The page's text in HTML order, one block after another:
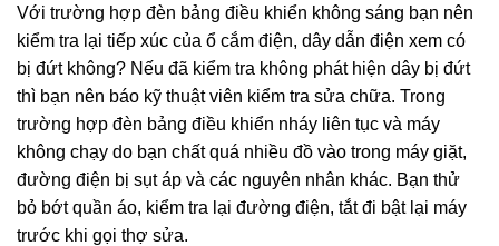
Với trường hợp đèn bảng điều khiển không sáng bạn nên
kiểm tra lại tiếp xúc của ổ cắm điện, dây dẫn điện xem có
bị đứt không? Nếu đã kiểm tra không phát hiện dây bị đứt
thì bạn nên báo kỹ thuật viên kiểm tra sửa chữa. Trong
trường hợp đèn bảng điều khiển nháy liên tục và máy
không chạy do bạn chất quá nhiều đồ vào trong máy giặt,
đường điện bị sụt áp và các nguyên nhân khác. Bạn thử
bỏ bớt quần áo, kiểm tra lại đường điện, tắt đi bật lại máy
trước khi gọi thợ sửa.